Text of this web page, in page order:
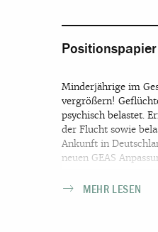
Positionspapier
Minderjährige im
vergrößern!
psychisch belastet.
der Flucht sowie
Ankunft in
neuen GEAS
MEHR LESEN